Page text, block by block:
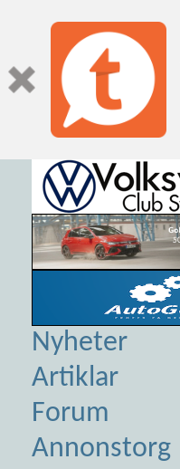
Nyheter
Artiklar
Forum
Annonstorg